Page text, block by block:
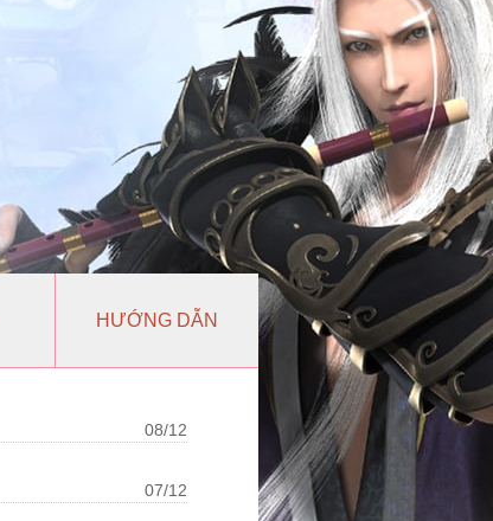
HƯỚNG DẪN
08/12
07/12